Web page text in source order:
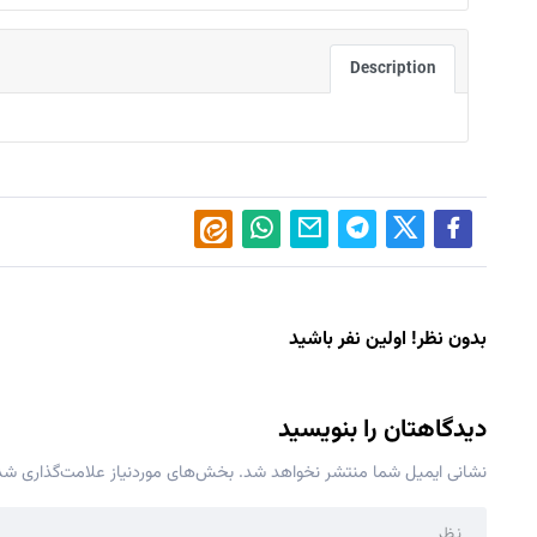
Description
بدون نظر! اولین نفر باشید
دیدگاهتان را بنویسید
نشانی ایمیل شما منتشر نخواهد شد. بخش‌های موردنیاز علامت‌گذاری